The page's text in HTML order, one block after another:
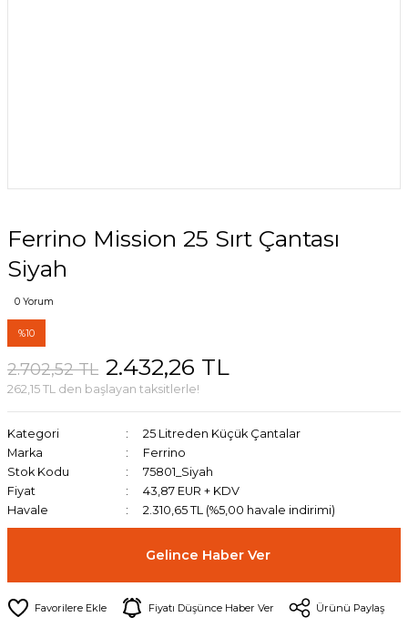
Ferrino Mission 25 Sırt Çantası
Siyah
0 Yorum
%10
2.702,52 TL 2.432,26 TL
262,15 TL den başlayan taksitlerle!
Kategori
25 Litreden Küçük Çantalar
Marka
Ferrino
Stok Kodu
75801_Siyah
Fiyat
43,87 EUR + KDV
Havale
2.310,65 TL (%5,00 havale indirimi)
Gelince Haber Ver
Fiyatı Düşünce Haber Ver Ürünü Paylaş